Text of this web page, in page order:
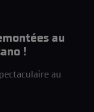
au
!
au